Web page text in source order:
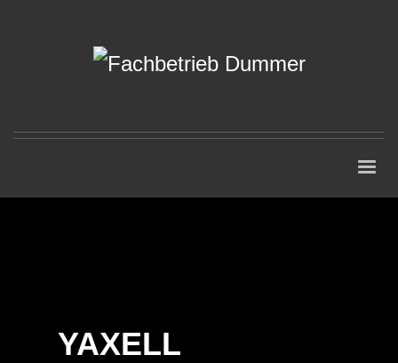
YAXELL